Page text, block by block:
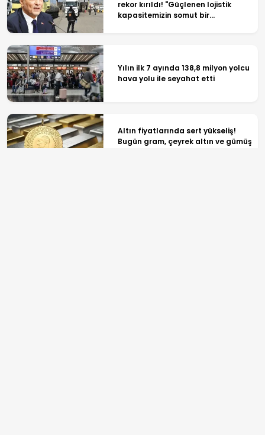
rekor kırıldı! "Güçlenen lojistik
kapasitemizin somut bir
Yılın ilk 7 ayında 138,8 milyon yolcu
hava yolu ile seyahat etti
Altın fiyatlarında sert yükseliş!
Bugün gram, çeyrek altın ve gümüş